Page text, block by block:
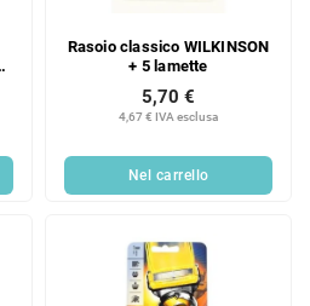
Rasoio classico WILKINSON
+ 5 lamette
4,67 € IVA esclusa
5,70 €
Nel carrello